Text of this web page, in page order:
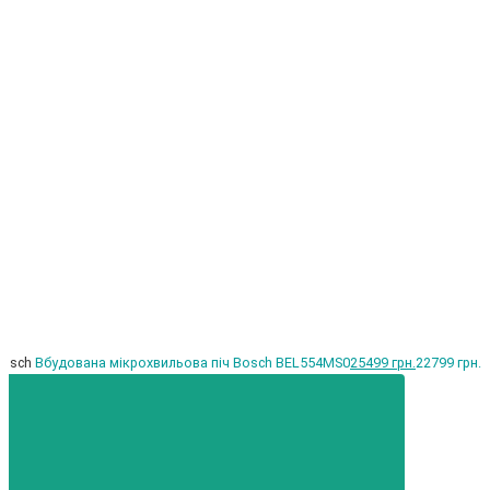
Вбудована мікрохвильова піч Bosch BEL554MS025499 грн.22799 грн.